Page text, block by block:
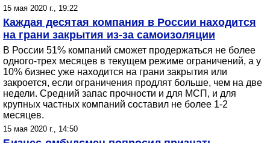
15 мая 2020 г., 19:22
Каждая десятая компания в России находится
на грани закрытия из-за самоизоляции
В России 51% компаний сможет продержаться не более
одного-трех месяцев в текущем режиме ограничений, а у
10% бизнес уже находится на грани закрытия или
закроется, если ограничения продлят больше, чем на две
недели. Средний запас прочности и для МСП, и для
крупных частных компаний составил не более 1-2
месяцев.
15 мая 2020 г., 14:50